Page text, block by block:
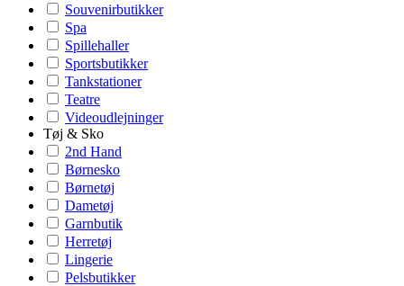
Souvenirbutikker
Spa
Spillehaller
Sportsbutikker
Tankstationer
Teatre
Videoudlejninger
Tøj & Sko
2nd Hand
Børnesko
Børnetøj
Dametøj
Garnbutik
Herretøj
Lingerie
Pelsbutikker